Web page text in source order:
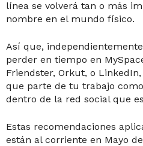
línea se volverá tan o más
nombre en el mundo físico.
Así que,
perder en tiempo en
Friendster, Orkut, o
que parte de tu trabajo
dentro de la red social que
Estas recomendaciones
están al corriente en Mayo